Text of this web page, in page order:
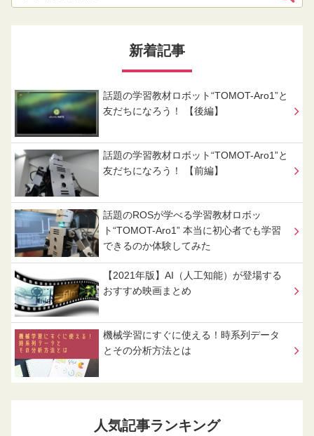
新着記事
話題の学習教材ロボット“TOMOT-Aro1”と
友だちになろう！ 【後編】
話題の学習教材ロボット“TOMOT-Aro1”と
友だちになろう！ 【前編】
話題のROSが学べる学習教材ロボッ
ト“TOMOT-Aro1” 本当に初心者でも学習
できるのか体験してみた
【2021年版】AI（人工知能）が登場する
おすすめ映画まとめ
機械学習にすぐに使える！時系列データ
とその分析方法とは
人気記事ランキング